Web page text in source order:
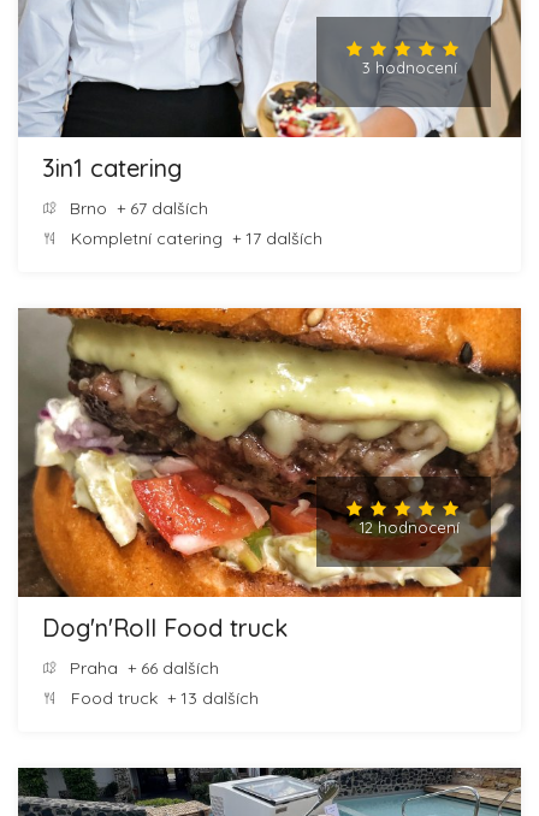
3 hodnocení
3in1 catering
Brno + 67 dalších
Kompletní catering + 17 dalších
12 hodnocení
Dog'n'Roll Food truck
Praha + 66 dalších
Food truck + 13 dalších